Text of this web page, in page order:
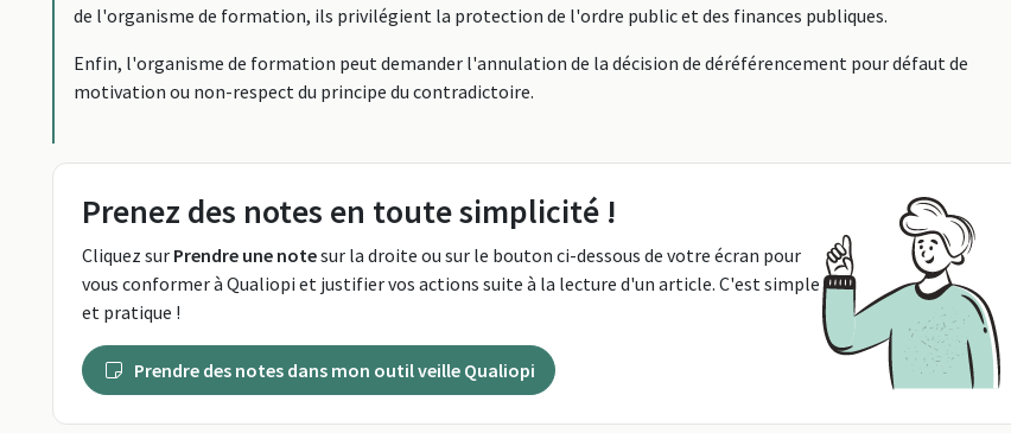
de l'organisme de formation, ils privilégient la protection de l'ordre public et des finances publiques.
Enfin, l'organisme de formation peut demander l'annulation de la décision de déréférencement pour défaut de
motivation ou non-respect du principe du contradictoire.
Prenez des notes en toute simplicité !
Cliquez sur Prendre une notesur la droite ou sur le bouton ci-dessous de votre écran pour
vous conformer à Qualiopi et justifier vos actions suite à la lecture d'un article. C'est simple
et pratique !
Prendre des notes dans mon outil veille Qualiopi